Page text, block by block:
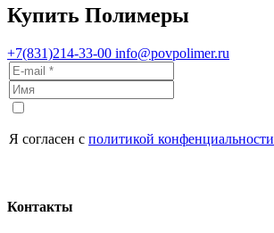
Купить Полимеры
+7(831)214-33-00 info@povpolimer.ru
Я согласен с политикой конфенциальности
Контакты